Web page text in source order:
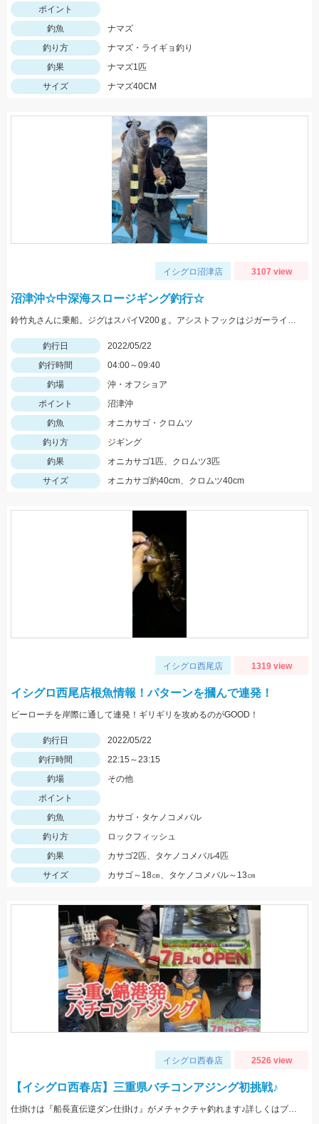
ポイント
釣魚
ナマズ
釣り方
ナマズ・ライギョ釣り
釣果
ナマズ1匹
サイズ
ナマズ40CM
イシグロ沼津店 3107 view
沼津沖☆中深海スロージギング釣行☆
鈴竹丸さんに乗船。ジグはスパイV200ｇ。アシストフックはジガーライトシワリ2/0を使用。
釣行日
2022/05/22
釣行時間
04:00～09:40
釣場
沖・オフショア
ポイント
沼津沖
釣魚
オニカサゴ・クロムツ
釣り方
ジギング
釣果
オニカサゴ1匹、クロムツ3匹
サイズ
オニカサゴ約40cm、クロムツ40cm
イシグロ西尾店 1319 view
イシグロ西尾店根魚情報！パターンを摑んで連発！
ビーローチを岸際に通して連発！ギリギリを攻めるのがGOOD！
釣行日
2022/05/22
釣行時間
22:15～23:15
釣場
その他
ポイント
釣魚
カサゴ・タケノコメバル
釣り方
ロックフィッシュ
釣果
カサゴ2匹、タケノコメバル4匹
サイズ
カサゴ～18㎝、タケノコメバル～13㎝
イシグロ西春店 2526 view
【イシグロ西春店】三重県バチコンアジング初挑戦♪
仕掛けは『船長直伝逆ダン仕掛け』がメチャクチャ釣れます♪詳しくはブログをご覧ください‼